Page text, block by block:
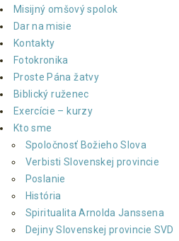
Misijný omšový spolok
Dar na misie
Kontakty
Fotokronika
Proste Pána žatvy
Biblický ruženec
Exercície – kurzy
Kto sme
Spoločnosť Božieho Slova
Verbisti Slovenskej provincie
Poslanie
História
Spiritualita Arnolda Janssena
Dejiny Slovenskej provincie SVD